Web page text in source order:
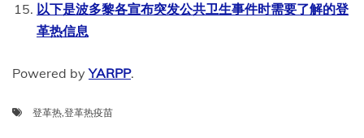
以下是波多黎各宣布突发公共卫生事件时需要了解的登
革热信息
Powered byYARPP.
登革热,登革热疫苗